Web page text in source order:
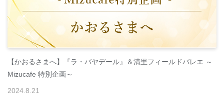
【かおるさまへ】『ラ・バヤデール』＆清里フィールドバレエ ～
Mizucafe 特別企画～
2024 8 21